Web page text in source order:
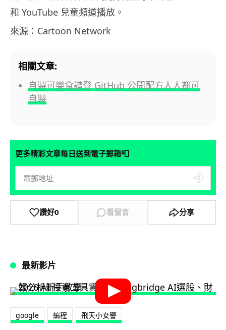
和 YouTube 兒童頻道播放。
來源：Cartoon Network
相關文章:
自製可樂食譜登 GitHub 公開配方人人都可
自製
更多精彩文章每日送到電子郵箱📮
讚好0 看留言 分享
最新影片
google 編程 飛天小女警